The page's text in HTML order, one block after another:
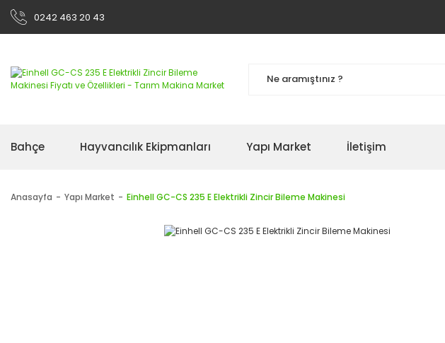
0242 463 20 43
Bahçe Hayvancılık Ekipmanları Yapı Market İletişim
Anasayfa Yapı Market Einhell GC-CS 235 E Elektrikli Zincir Bileme Makinesi